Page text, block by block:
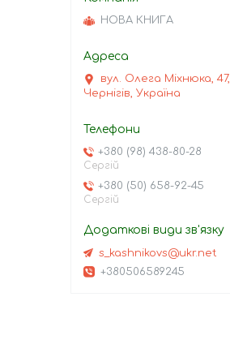
НОВА КНИГА
вул. Олега Міхнюка, 47,
Чернігів, Україна
+380 (98) 438-80-28
Сергій
+380 (50) 658-92-45
Сергій
s_kashnikovs@ukr.net
+380506589245